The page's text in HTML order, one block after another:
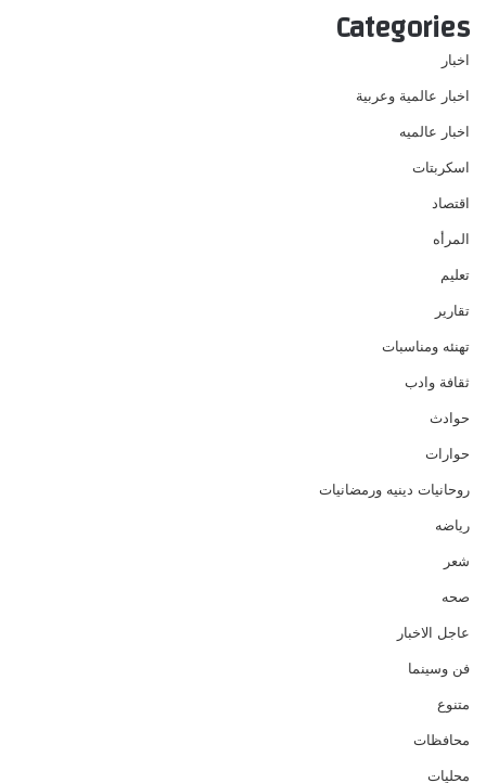
Categories
اخبار
اخبار عالمية وعربية
اخبار عالميه
اسكربتات
اقتصاد
المرأه
تعليم
تقارير
تهنئه ومناسبات
ثقافة وادب
حوادث
حوارات
روحانيات دينيه ورمضانيات
رياضه
شعر
صحه
عاجل الاخبار
فن وسينما
متنوع
محافظات
محليات